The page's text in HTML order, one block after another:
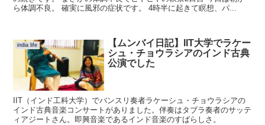
ら体調不良。 確実に風邪の症状です。 4時半に起きて瞑想、パ...
india life
【ムンバイ日記】IIT大学でラケー
シュ・チョウラシアのインド古典
公演でした
IIT（インド工科大学）でバンスリ奏者ラケーシュ・チョウラシアの
インド古典音楽コンサートがありました。伴奏はタブラ奏者のサッテ
ィアジートさん。即興音楽であるインド音楽のすばらしさ。